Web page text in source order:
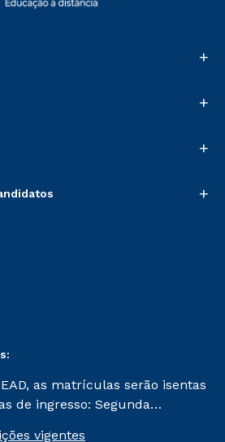
+
+
+
+
as matrículas serão isentas
de ingresso: Segunda
vigentes